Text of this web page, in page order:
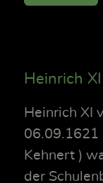
Heinrich
Heinrich XI
06.09.1621
Kehnert )
der